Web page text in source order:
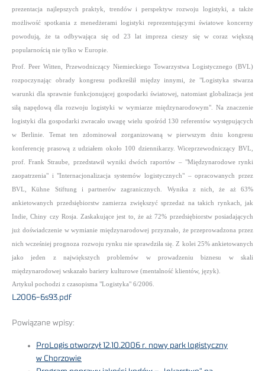
prezentacja najlepszych praktyk, trendów i perspektyw rozwoju logistyki, a także
możliwość spotkania z menedżerami logistyki reprezentującymi światowe koncerny
powodują, że ta odbywająca się od 23 lat impreza cieszy się w coraz większą
popularnością nie tylko w Europie.
Prof. Peer Witten, Przewodniczący Niemieckiego Towarzystwa Logistycznego (BVL)
rozpoczynając obrady kongresu podkreślił między innymi, że "Logistyka stwarza
warunki dla sprawnie funkcjonującej gospodarki światowej, natomiast globalizacja jest
siłą napędową dla rozwoju logistyki w wymiarze międzynarodowym". Na znaczenie
logistyki dla gospodarki zwracało uwagę wielu spośród 130 referentów występujących
w Berlinie. Temat ten zdominował zorganizowaną w pierwszym dniu kongresu
konferencję prasową z udziałem około 100 dziennikarzy. Wiceprzewodniczący BVL,
prof. Frank Straube, przedstawił wyniki dwóch raportów – "Międzynarodowe rynki
zaopatrzenia" i "Internacjonalizacja systemów logistycznych" – opracowanych przez
BVL, Kühne Stiftung i partnerów zagranicznych. Wynika z nich, że aż 63%
ankietowanych przedsiębiorstw zamierza zwiększyć sprzedaż na takich rynkach, jak
Indie, Chiny czy Rosja. Zaskakujące jest to, że aż 72% przedsiębiorstw posiadających
już doświadczenie w wymianie międzynarodowej przyznało, że przeprowadzona przez
nich wcześniej prognoza rozwoju rynku nie sprawdziła się. Z kolei 25% ankietowanych
jako jeden z największych problemów w prowadzeniu biznesu w skali
międzynarodowej wskazało bariery kulturowe (mentalność klientów, język).
Artykuł pochodzi z czasopisma "Logistyka" 6/2006.
L2006-6s93.pdf
Powiązane wpisy:
ProLogis otworzył 12.10.2006 r. nowy park logistyczny
w Chorzowie